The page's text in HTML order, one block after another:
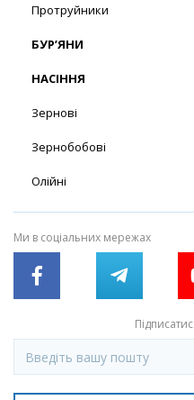
Протруйники
БУР’ЯНИ
НАСІННЯ
Зернові
Зернобобові
Олійні
Ми в соціальних мережах